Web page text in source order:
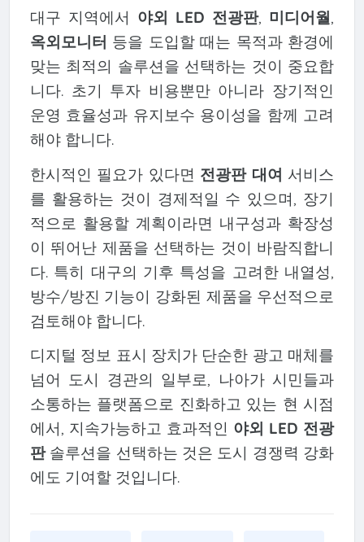
대구 지역에서 야외 LED 전광판, 미디어월,
옥외모니터 등을 도입할 때는 목적과 환경에
맞는 최적의 솔루션을 선택하는 것이 중요합
니다. 초기 투자 비용뿐만 아니라 장기적인
운영 효율성과 유지보수 용이성을 함께 고려
해야 합니다.
한시적인 필요가 있다면 전광판 대여 서비스
를 활용하는 것이 경제적일 수 있으며, 장기
적으로 활용할 계획이라면 내구성과 확장성
이 뛰어난 제품을 선택하는 것이 바람직합니
다. 특히 대구의 기후 특성을 고려한 내열성,
방수/방진 기능이 강화된 제품을 우선적으로
검토해야 합니다.
디지털 정보 표시 장치가 단순한 광고 매체를
넘어 도시 경관의 일부로, 나아가 시민들과
소통하는 플랫폼으로 진화하고 있는 현 시점
에서, 지속가능하고 효과적인 야외 LED 전광
판솔루션을 선택하는 것은 도시 경쟁력 강화
에도 기여할 것입니다.